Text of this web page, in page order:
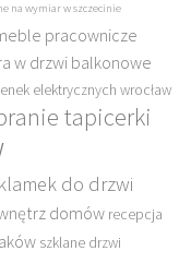
na wymiar w szczecinie
pracownicze
w drzwi balkonowe
elektrycznych wrocław
tapicerki
do drzwi
domów recepcja
szklane drzwi